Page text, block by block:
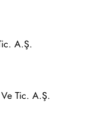
A.Ş.
Tic. A.Ş.